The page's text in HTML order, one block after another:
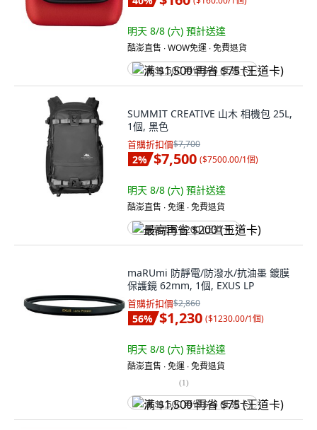
明天 8/8 (六) 預計送達
酷澎直售 ∙ WOW免運 ∙ 免費退貨
满 $1,500 再省 $75 (王道卡)
SUMMIT CREATIVE 山木 相機包 25L,
1個, 黑色
首購折扣價$7,700
2% $7,500 ($7500.00/1個)
明天 8/8 (六) 預計送達
酷澎直售 ∙ 免運 ∙ 免費退貨
最高再省 $200 (王道卡)
maRUmi 防靜電/防潑水/抗油墨 鍍膜
保護鏡 62mm, 1個, EXUS LP
首購折扣價$2,860
56% $1,230 ($1230.00/1個)
明天 8/8 (六) 預計送達
酷澎直售 ∙ 免運 ∙ 免費退貨
(1)
满 $1,500 再省 $75 (王道卡)